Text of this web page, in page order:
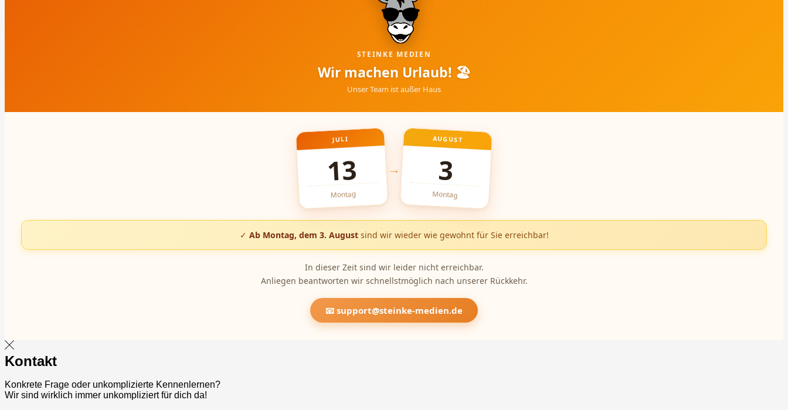
STEINKE MEDIEN
Wir machen Urlaub! 🏖
Unser Team ist außer Haus
JULI
13
Montag
→
AUGUST
3
Montag
✓ Ab Montag, dem 3. Augustsind wir wieder wie gewohnt für Sie erreichbar!
In dieser Zeit sind wir leider nicht erreichbar.
Anliegen beantworten wir schnellstmöglich nach unserer Rückkehr.
📧 support@steinke-medien.de
Kontakt
Konkrete Frage oder unkomplizierte Kennenlernen?
Wir sind wirklich immer unkompliziert für dich da!